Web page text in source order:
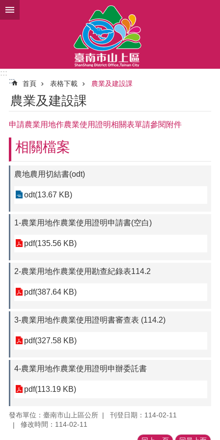
跳到主要內容區塊
:::
:::
首頁 表格下載 農業及建設課
農業及建設課
申請農業用地作農業使用證明相關表單請參閱附件
相關檔案
農地農用切結書(odt)
odt(13.67 KB)
1-農業用地作農業使用證明申請書(空白)
pdf(135.56 KB)
2-農業用地作農業使用勘查紀錄表114.2
pdf(387.64 KB)
3-農業用地作農業使用證明書審查表 (114.2)
pdf(327.58 KB)
4-農業用地作農業使用證明申辦委託書
pdf(113.19 KB)
發布單位：臺南市山上區公所
刊登日期：114-02-11
修改時間：114-02-11